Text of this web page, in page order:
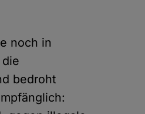
noch in
bedroht